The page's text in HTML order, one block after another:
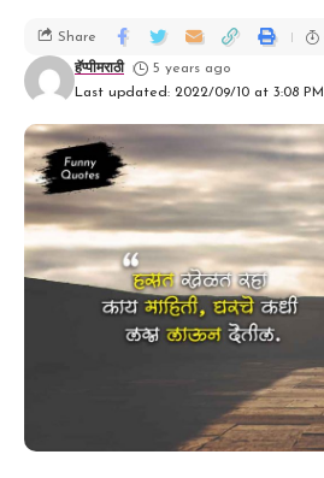
Last updated: 2022/09/10 at 3:08 PM
हॅप्पीमराठी 5 years ago
Share